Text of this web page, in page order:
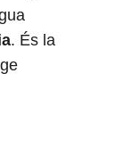
. És la